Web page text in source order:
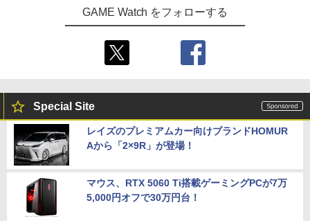
GAME Watch をフォローする
Special Site
レイズのプレミアムカー向けブランドHOMUR
Aから「2×9R」が登場！
マウス、RTX 5060 Ti搭載ゲーミングPCが7万
5,000円オフで30万円台！